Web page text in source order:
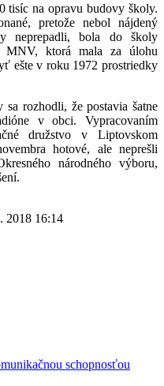
tisíc na opravu budovy školy.
pretože nebol nájdený
neprepadli, bola do školy
MNV, ktorá mala za úlohu
ešte v roku 1972 prostriedky
sa rozhodli, že postavia šatne
v obci. Vypracovaním
družstvo v Liptovskom
hotové, ale neprešli
národného výboru,
2018 16:14
schopnosťou